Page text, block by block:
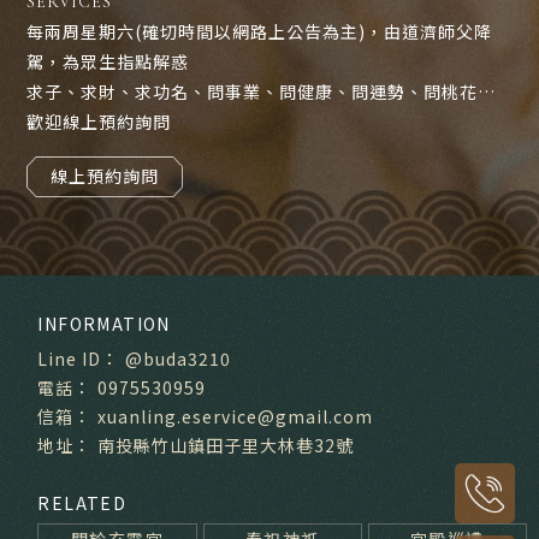
線上預約詢問
每兩周星期六(確切時間以網路上公告為主)，由道濟師父降
駕，為眾生指點解惑
求子、求財、求功名、問事業、問健康、問運勢、問桃花…
歡迎線上預約詢問
@buda3210
0975530959
xuanling.eservice@gmail.com
南投縣竹山鎮田子里大林巷32號